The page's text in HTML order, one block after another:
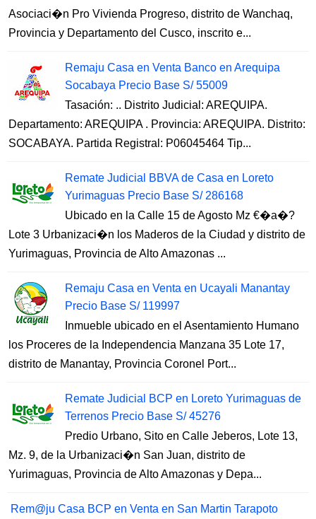
Asociaci�n Pro Vivienda Progreso, distrito de Wanchaq,
Provincia y Departamento del Cusco, inscrito e...
Remaju Casa en Venta Banco en Arequipa
Socabaya Precio Base S/ 55009
Tasación: .. Distrito Judicial: AREQUIPA.
Departamento: AREQUIPA . Provincia: AREQUIPA. Distrito:
SOCABAYA. Partida Registral: P06045464 Tip...
Remate Judicial BBVA de Casa en Loreto
Yurimaguas Precio Base S/ 286168
Ubicado en la Calle 15 de Agosto Mz €�a�?
Lote 3 Urbanizaci�n los Maderos de la Ciudad y distrito de
Yurimaguas, Provincia de Alto Amazonas ...
Remaju Casa en Venta en Ucayali Manantay
Precio Base S/ 119997
Inmueble ubicado en el Asentamiento Humano
los Proceres de la Independencia Manzana 35 Lote 17,
distrito de Manantay, Provincia Coronel Port...
Remate Judicial BCP en Loreto Yurimaguas de
Terrenos Precio Base S/ 45276
Predio Urbano, Sito en Calle Jeberos, Lote 13,
Mz. 9, de la Urbanizaci�n San Juan, distrito de
Yurimaguas, Provincia de Alto Amazonas y Depa...
Rem@ju Casa BCP en Venta en San Martin Tarapoto